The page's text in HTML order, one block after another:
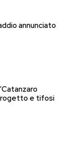
annunciato
e tifosi